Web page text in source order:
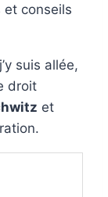
et conseils
suis allée,
droit
et